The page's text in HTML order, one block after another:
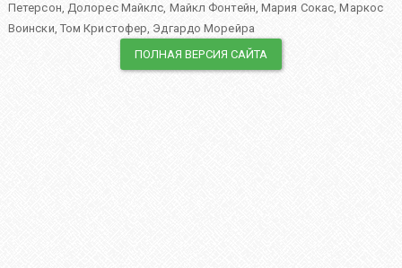
Петерсон, Долорес Майклс, Майкл Фонтейн,Мария Сокас,Маркос
Воински, Том Кристофер, Эдгардо Морейра
ПОЛНАЯ ВЕРСИЯ САЙТА